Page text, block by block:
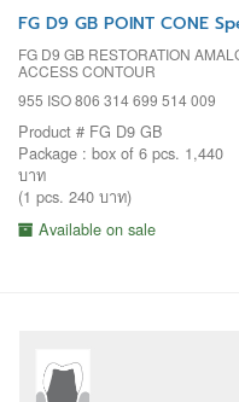
FG D9 GB POINT CONE
FG D9 GB RESTORATION
ACCESS CONTOUR
955 ISO 806 314 699 514 009
Product # FG D9 GB
Package : box of 6 pcs. 1,440
บาท
(1 pcs. 240 บาท)
Available on sale